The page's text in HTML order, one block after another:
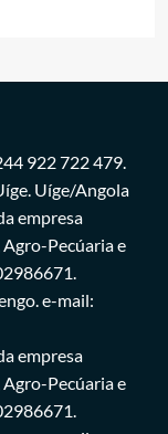
922 722 479.
Uíge/Angola
empresa
Pecúaria e
e-mail:
empresa
Pecúaria e